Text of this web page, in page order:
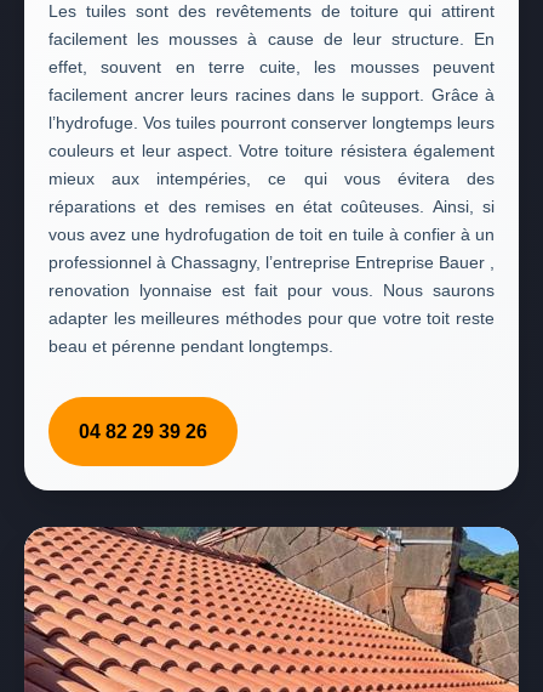
Les tuiles sont des revêtements de toiture qui attirent
facilement les mousses à cause de leur structure. En
effet, souvent en terre cuite, les mousses peuvent
facilement ancrer leurs racines dans le support. Grâce à
l’hydrofuge. Vos tuiles pourront conserver longtemps leurs
couleurs et leur aspect. Votre toiture résistera également
mieux aux intempéries, ce qui vous évitera des
réparations et des remises en état coûteuses. Ainsi, si
vous avez une hydrofugation de toit en tuile à confier à un
professionnel à Chassagny, l’entreprise Entreprise Bauer ,
renovation lyonnaise est fait pour vous. Nous saurons
adapter les meilleures méthodes pour que votre toit reste
beau et pérenne pendant longtemps.
04 82 29 39 26